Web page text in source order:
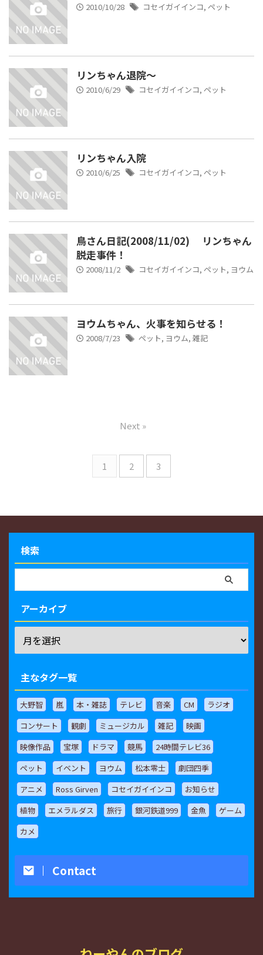
2010/10/28 コセイガイインコ, ペット
リンちゃん退院～
2010/6/29 コセイガイインコ, ペット
リンちゃん入院
2010/6/25 コセイガイインコ, ペット
鳥さん日記(2008/11/02) リンちゃん
脱走事件！
2008/11/2 コセイガイインコ, ペット, ヨウム
ヨウムちゃん、火事を知らせる！
2008/7/23 ペット, ヨウム, 雑記
1 2 3
Next »
検索
アーカイブ
主なタグ一覧
大野智 嵐 本・雑誌 テレビ 音楽 CM
ラジオ
コンサート
観劇 ミュージカル 雑記
映画
映像作品
宝塚 ドラマ 競馬
24時間テレビ36
ペット
イベント ヨウム 松本零士
劇団四季
アニメ
Ross Girven コセイガイインコ
お知らせ
植物
エメラルダス 旅行 銀河鉄道999 金魚
ゲーム
カメ
Contact